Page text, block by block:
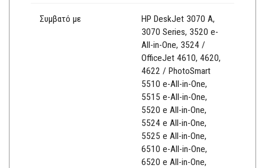
Συμβατό με
HP DeskJet 3070 A,
3070 Series, 3520 e-
All-in-One, 3524 /
OfficeJet 4610, 4620,
4622 / PhotoSmart
5510 e-All-in-One,
5515 e-All-in-One,
5520 e All-in-One,
5524 e All-in-One,
5525 e All-in-One,
6510 e-All-in-One,
6520 e All-in-One,